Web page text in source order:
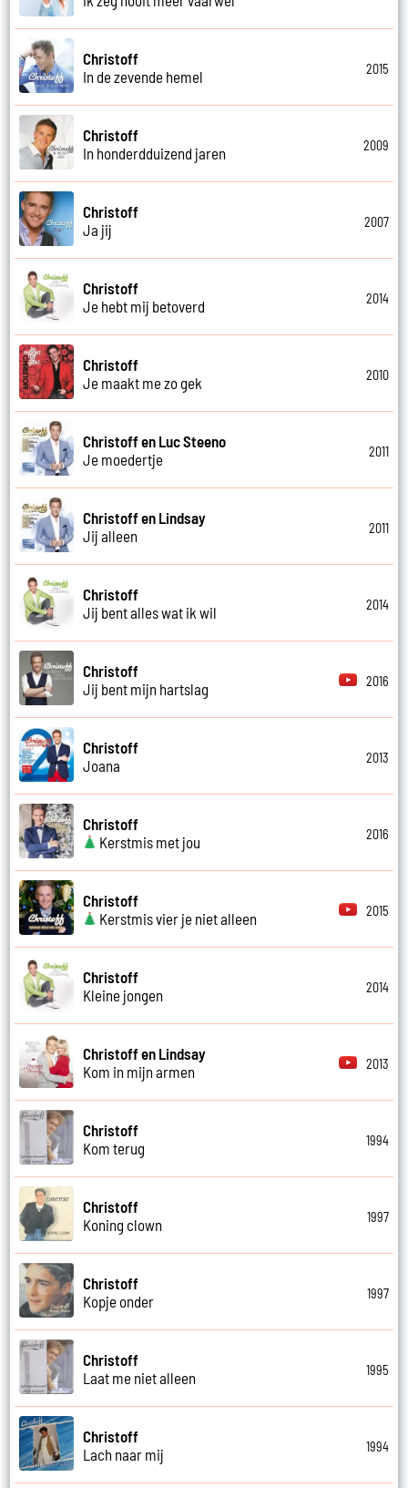
Christoff
In de zevende hemel
2015
Christoff
In honderdduizend jaren
2009
Christoff
Ja jij
2007
Christoff
Je hebt mij betoverd
2014
Christoff
Je maakt me zo gek
2010
Christoff en Luc Steeno
Je moedertje
2011
Christoff en Lindsay
Jij alleen
2011
Christoff
Jij bent alles wat ik wil
2014
Christoff
Jij bent mijn hartslag
2016
Christoff
Joana
2013
Christoff
Kerstmis met jou
2016
Christoff
Kerstmis vier je niet alleen
2015
Christoff
Kleine jongen
2014
Christoff en Lindsay
Kom in mijn armen
2013
Christoff
Kom terug
1994
Christoff
Koning clown
1997
Christoff
Kopje onder
1997
Christoff
Laat me niet alleen
1995
Christoff
Lach naar mij
1994